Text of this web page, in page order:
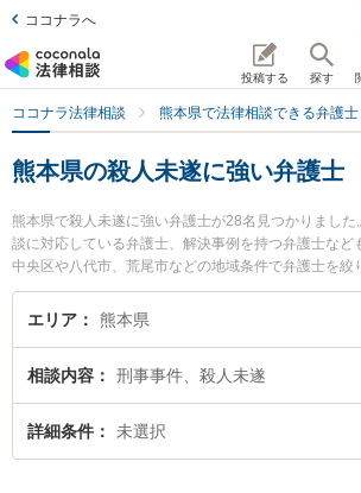
ココナラへ
投稿する 探す
ココナラ法律相談 熊本県で法律相談できる弁護士
熊本県の殺人未遂に強い弁護士
熊本県で殺人未遂に強い弁護士が28名見つかりまし
談に対応している弁護士、解決事例を持つ弁護士など
中央区や八代市、荒尾市などの地域条件で弁護士を絞
関係する加害者側や少年犯罪、再犯・前科あり等の細
索もでき便利です。特に春田法律事務所 熊本オフィス
県で土日や夜間に発生した殺人未遂のトラブルを今
い』『殺人未遂のトラブル解決の実績豊富な近くの弁
回相談無料で殺人未遂を法律相談できる熊本県内の弁
エリア 熊本県
相談内容 刑事事件、殺人未遂
詳細条件 未選択